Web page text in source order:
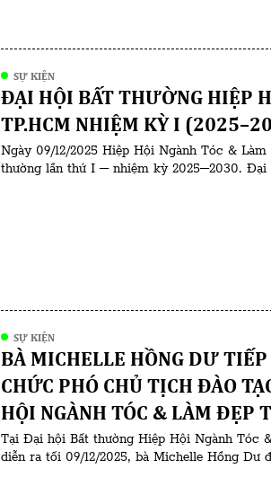
SỰ KIỆN
ĐẠI HỘI BẤT THƯỜNG HIỆP
TP.HCM NHIỆM KỲ I
Ngày 09/12/2025 Hiệp Hội Ngành Tóc &
thường lần thứ I – nhiệm kỳ 2025–2030. Đại
SỰ KIỆN
BÀ MICHELLE HỒNG DƯ
CHỨC PHÓ CHỦ TỊCH ĐÀO
HỘI NGÀNH TÓC & LÀM ĐẸP
Tại Đại hội Bất thường Hiệp Hội Ngành Tóc
diễn ra tối 09/12/2025, bà Michelle Hồng